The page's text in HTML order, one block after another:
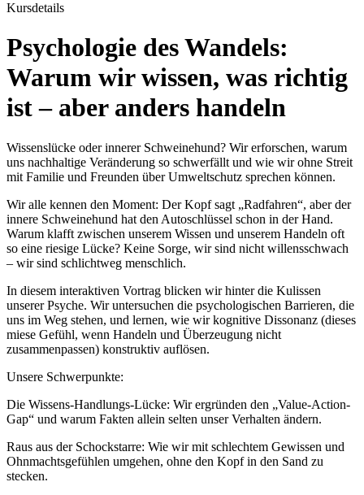
Kursdetails
Psychologie des Wandels:
Warum wir wissen, was richtig
ist – aber anders handeln
Wissenslücke oder innerer Schweinehund? Wir erforschen, warum
uns nachhaltige Veränderung so schwerfällt und wie wir ohne Streit
mit Familie und Freunden über Umweltschutz sprechen können.
Wir alle kennen den Moment: Der Kopf sagt „Radfahren“, aber der
innere Schweinehund hat den Autoschlüssel schon in der Hand.
Warum klafft zwischen unserem Wissen und unserem Handeln oft
so eine riesige Lücke? Keine Sorge, wir sind nicht willensschwach
– wir sind schlichtweg menschlich.
In diesem interaktiven Vortrag blicken wir hinter die Kulissen
unserer Psyche. Wir untersuchen die psychologischen Barrieren, die
uns im Weg stehen, und lernen, wie wir kognitive Dissonanz (dieses
miese Gefühl, wenn Handeln und Überzeugung nicht
zusammenpassen) konstruktiv auflösen.
Unsere Schwerpunkte:
Die Wissens-Handlungs-Lücke: Wir ergründen den „Value-Action-
Gap“ und warum Fakten allein selten unser Verhalten ändern.
Raus aus der Schockstarre: Wie wir mit schlechtem Gewissen und
Ohnmachtsgefühlen umgehen, ohne den Kopf in den Sand zu
stecken.